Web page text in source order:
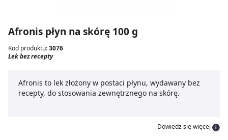
Afronis płyn na skórę 100 g
Kod produktu:3076
Lek bez recepty
Afronis to lek złożony w postaci płynu, wydawany bez
recepty, do stosowania zewnętrznego na skórę.
Dowiedz się więcej